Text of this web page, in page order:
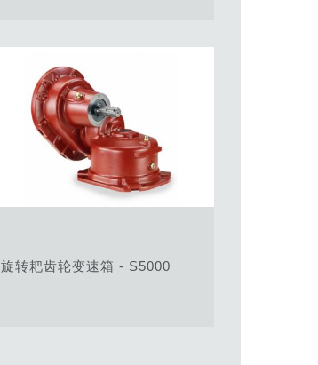
旋转耙齿轮变速箱 - S5000